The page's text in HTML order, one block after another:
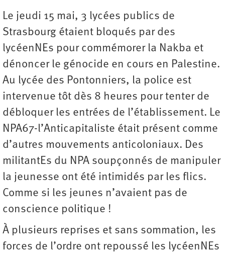
Le jeudi 15 mai, 3 lycées publics de
Strasbourg étaient bloqués par des
lycéenNEs pour commémorer la Nakba et
dénoncer le génocide en cours en Palestine.
Au lycée des Pontonniers, la police est
intervenue tôt dès 8 heures pour tenter de
débloquer les entrées de l’établissement. Le
NPA67-l’Anticapitaliste était présent comme
d’autres mouvements anticoloniaux. Des
militantEs du NPA soupçonnés de manipuler
la jeunesse ont été intimidés par les flics.
Comme si les jeunes n’avaient pas de
conscience politique !
À plusieurs reprises et sans sommation, les
forces de l’ordre ont repoussé les lycéenNEs